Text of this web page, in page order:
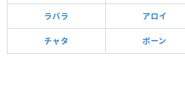
ラバラ アロイ
チャタ ボーン